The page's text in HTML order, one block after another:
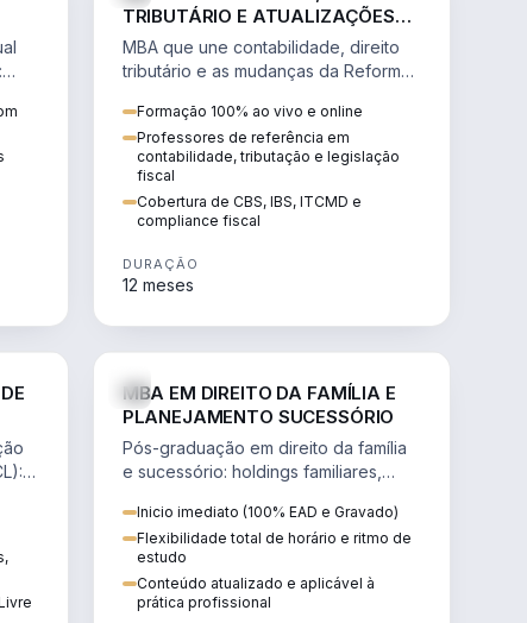
TRIBUTÁRIO E ATUALIZAÇÕES
DA REFORMA TRIBUTÁRIA
MBA que une contabilidade, direito
tributário e as mudanças da Reforma
estratégica no novo cenário.
Formação 100% ao vivo e online
Professores de referência em
contabilidade, tributação e legislação
fiscal
Cobertura de CBS, IBS, ITCMD e
compliance fiscal
DURAÇÃO
12 meses
MBA EM DIREITO DA FAMÍLIA E
PLANEJAMENTO SUCESSÓRIO
Pós-graduação em direito da família
e sucessório: holdings familiares,
tributação da sucessão.
Inicio imediato (100% EAD e Gravado)
Flexibilidade total de horário e ritmo de
estudo
Conteúdo atualizado e aplicável à
prática profissional